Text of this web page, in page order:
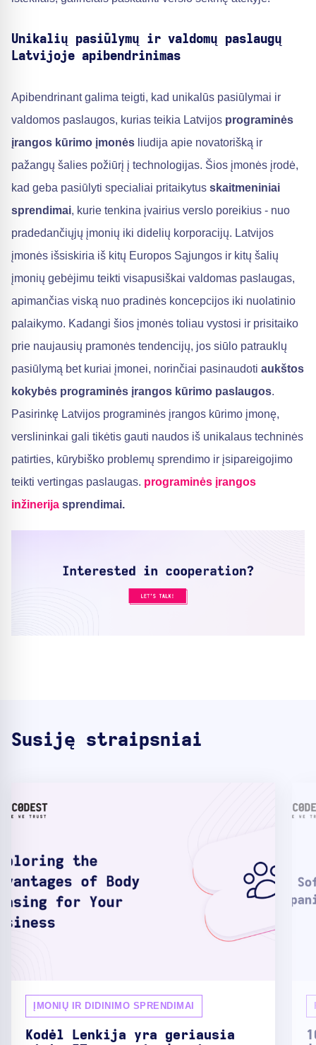
Unikalių pasiūlymų ir valdomų paslaugų
Latvijoje apibendrinimas
Apibendrinant galima teigti, kad unikalūs pasiūlymai ir
valdomos paslaugos, kurias teikia Latvijos programinės
įrangos kūrimo įmonės liudija apie novatorišką ir
pažangų šalies požiūrį į technologijas. Šios įmonės įrodė,
kad geba pasiūlyti specialiai pritaikytus skaitmeniniai
sprendimai, kurie tenkina įvairius verslo poreikius - nuo
pradedančiųjų įmonių iki didelių korporacijų. Latvijos
įmonės išsiskiria iš kitų Europos Sąjungos ir kitų šalių
įmonių gebėjimu teikti visapusiškai valdomas paslaugas,
apimančias viską nuo pradinės koncepcijos iki nuolatinio
palaikymo. Kadangi šios įmonės toliau vystosi ir prisitaiko
prie naujausių pramonės tendencijų, jos siūlo patrauklų
pasiūlymą bet kuriai įmonei, norinčiai pasinaudoti aukštos
kokybės programinės įrangos kūrimo paslaugos.
Pasirinkę Latvijos programinės įrangos kūrimo įmonę,
verslininkai gali tikėtis gauti naudos iš unikalaus techninės
patirties, kūrybiško problemų sprendimo ir įsipareigojimo
teikti vertingas paslaugas. programinės įrangos
inžinerija sprendimai.
Susiję straipsniai
ĮMONIŲ IR DIDINIMO SPRENDIMAI
Kodėl Lenkija yra geriausia